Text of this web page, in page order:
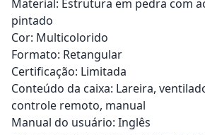
Material: Estrutura em pedra com
pintado
Cor: Multicolorido
Formato: Retangular
Certificação: Limitada
Conteúdo da caixa: Lareira,
controle remoto, manual
Manual do usuário: Inglês